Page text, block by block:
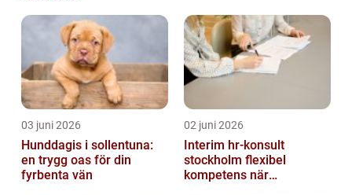
03 juni 2026
Hunddagis i sollentuna:
en trygg oas för din
fyrbenta vän
02 juni 2026
Interim hr-konsult
stockholm flexibel
kompetens när